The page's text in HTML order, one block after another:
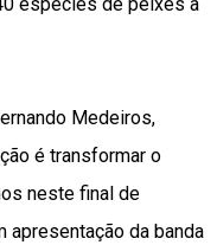
Medeiros,
é transformar o
neste final de
apresentação da banda